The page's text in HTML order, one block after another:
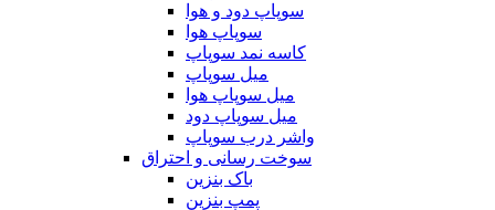
سوپاپ دود و هوا
سوپاپ هوا
کاسه نمد سوپاپ
میل سوپاپ
میل سوپاپ هوا
میل سوپاپ دود
واشر درب سوپاپ
سوخت رسانی و احتراق
باک بنزین
پمپ بنزین